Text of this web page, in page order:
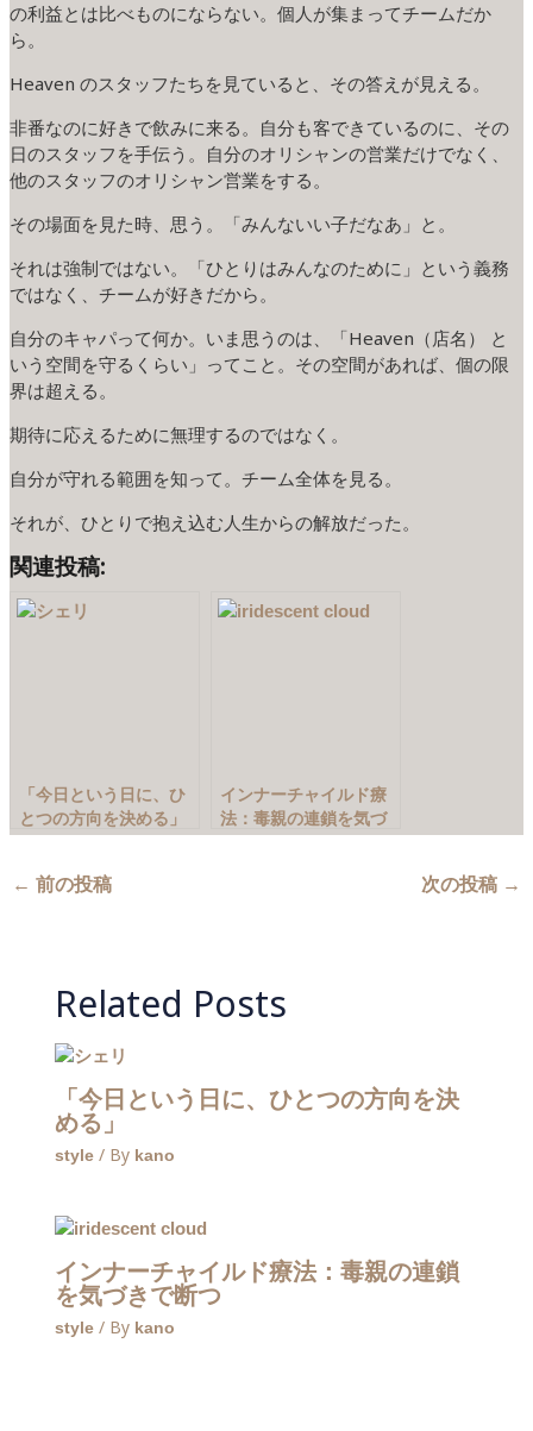
の利益とは比べものにならない。個人が集まってチームだか
ら。
Heaven のスタッフたちを見ていると、その答えが見える。
非番なのに好きで飲みに来る。自分も客できているのに、その
日のスタッフを手伝う。自分のオリシャンの営業だけでなく、
他のスタッフのオリシャン営業をする。
その場面を見た時、思う。「みんないい子だなあ」と。
それは強制ではない。「ひとりはみんなのために」という義務
ではなく、チームが好きだから。
自分のキャパって何か。いま思うのは、「Heaven（店名） と
いう空間を守るくらい」ってこと。その空間があれば、個の限
界は超える。
期待に応えるために無理するのではなく。
自分が守れる範囲を知って。チーム全体を見る。
それが、ひとりで抱え込む人生からの解放だった。
関連投稿:
「今日という日に、ひ
とつの方向を決める」
インナーチャイルド療
法：毒親の連鎖を気づ
← 前の投稿 次の投稿 →
Related Posts
「今日という日に、ひとつの方向を決
める」
style/ By kano
インナーチャイルド療法：毒親の連鎖
を気づきで断つ
style/ By kano